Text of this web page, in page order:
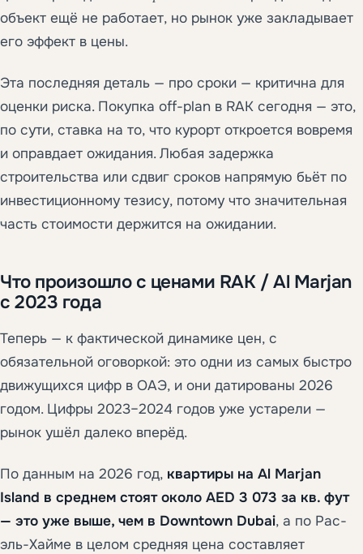
объект ещё не работает, но рынок уже закладывает
его эффект в цены.
Эта последняя деталь — про сроки — критична для
оценки риска. Покупка off-plan в RAK сегодня — это,
по сути, ставка на то, что курорт откроется вовремя
и оправдает ожидания. Любая задержка
строительства или сдвиг сроков напрямую бьёт по
инвестиционному тезису, потому что значительная
часть стоимости держится на ожидании.
Что произошло с ценами RAK / Al Marjan
с 2023 года
Теперь — к фактической динамике цен, с
обязательной оговоркой: это одни из самых быстро
движущихся цифр в ОАЭ, и они датированы 2026
годом. Цифры 2023–2024 годов уже устарели —
рынок ушёл далеко вперёд.
По данным на 2026 год, квартиры на Al Marjan
Island в среднем стоят около AED 3 073 за кв. фут
— это уже выше, чем в Downtown Dubai, а по Рас-
эль-Хайме в целом средняя цена составляет